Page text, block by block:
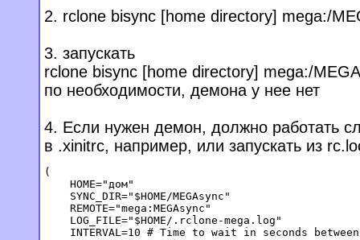
2. rclone bisync [home directory] mega:/
3. запускать
rclone bisync [home directory] mega:/
по необходимости, демона у нее нет
4. Если нужен демон, должно работать
в .xinitrc, например, или запускать из
(
    HOME="дом"
    SYNC_DIR="$HOME/MEGAsync"
    REMOTE="mega:MEGAsync"
    LOG_FILE="$HOME/.rclone-mega.log"
INTERVAL=10 # Time to wait in seconds